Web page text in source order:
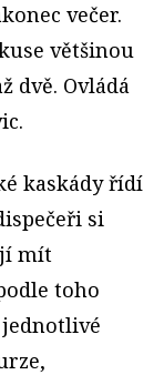
večer.
většinou
dvě. Ovládá
kaskády řídí
si
mít
toho